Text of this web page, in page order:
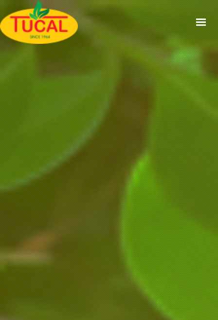
ACCUEIL
À PROPOS
GAMMES
CERTIFICATIONS
RECETTES
ACTUALITÉS
CONTACT
EN